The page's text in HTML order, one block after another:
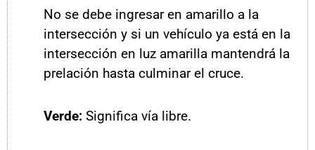
No se debe ingresar en amarillo a la
intersección y si un vehículo ya está en la
intersección en luz amarilla mantendrá la
prelación hasta culminar el cruce.
Verde: Significa vía libre.